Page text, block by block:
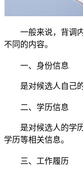
一般来说，背调
不同的内容。
一、 身份信息
是对候选人自己
二、 学历信息
是对候选人的学
学历等相关信息。
三、 工作履历